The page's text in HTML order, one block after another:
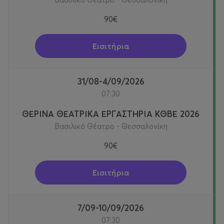
Τα Ολοήμερα Θερινά Καλλιτεχνικά Εργαστήρια για
παιδιά, πραγματοποιούνται από Δευτέρα έως
καλοκαιριού (16 Ιουνίου έως τις 10 Ιουλίου και από τις 17
Αυγούστου έως τις 10 Σεπτεμβρίου).
ΚΟΣΤΟΣ ΘΕΡΙΝΩΝ ΕΡΓΑΣΤΗΡΙΩΝ ΚΑΙ ΕΓΓΡΑΦΕΣ
Το κόστος συμμετοχής στα θερινά εργαστήρια του
ΚΘΒΕ ανέρχεται στα 110€ ανά εβδομάδα.
07/09/2026-10/09/2026 ανέρχεται στα 90€ με εξαίρεση
90€
Εισιτήρια
31/08-4/09/2026
07:30
ΘΕΡΙΝΑ ΘΕΑΤΡΙΚΑ ΕΡΓΑΣΤΗΡΙΑ ΚΘΒΕ 2026
Βασιλικό Θέατρο - Θεσσαλονίκη
90€
Εισιτήρια
7/09-10/09/2026
07:30